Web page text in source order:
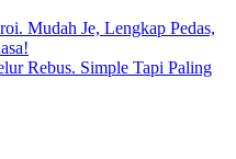
Mudah Je, Lengkap Pedas,
Rebus. Simple Tapi Paling